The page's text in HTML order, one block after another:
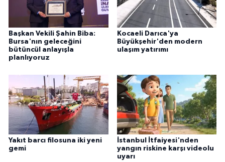
Başkan Vekili Şahin Biba:
Bursa'nın geleceğini
bütüncül anlayışla
planlıyoruz
Kocaeli Darıca'ya
Büyükşehir'den modern
ulaşım yatırımı
Yakıt barcı filosuna iki yeni
gemi
İstanbul İtfaiyesi'nden
yangın riskine karşı videolu
uyarı